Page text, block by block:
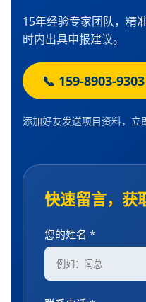
15年经验专家团队，精
时内出具申报建议。
📞 159-8903-9303
添加好友发送项目资料，立
快速留言，获
您的姓名 *